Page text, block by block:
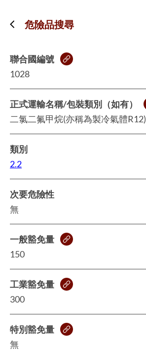
危險品搜尋
聯合國編號
1028
正式運輸名稱/包裝類別（如有）
二氯二氟甲烷(亦稱為製冷氣體R12)
類別
2.2
次要危險性
無
一般豁免量
150
工業豁免量
300
特別豁免量
無